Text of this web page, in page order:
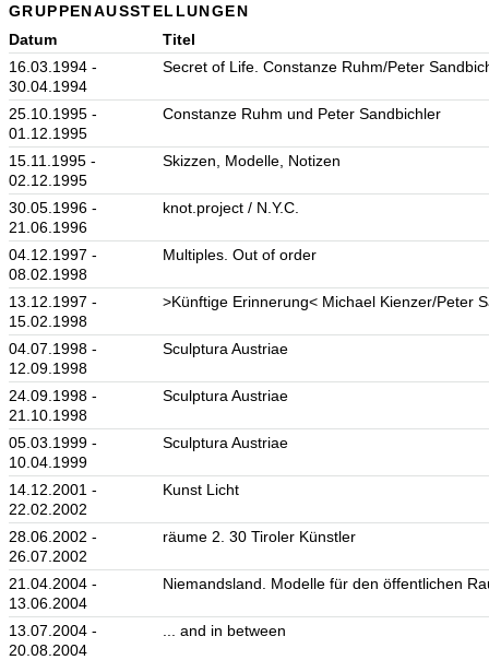
GRUPPENAUSSTELLUNGEN
Datum
Titel
16.03.1994 -
30.04.1994
Secret of Life. Constanze Ruhm/Peter
25.10.1995 -
01.12.1995
Constanze Ruhm und Peter Sandbichler
15.11.1995 -
02.12.1995
Skizzen, Modelle, Notizen
30.05.1996 -
21.06.1996
knot.project / N.Y.C.
04.12.1997 -
08.02.1998
Multiples. Out of order
13.12.1997 -
15.02.1998
>Künftige Erinnerung< Michael Kienzer/Peter
04.07.1998 -
12.09.1998
Sculptura Austriae
24.09.1998 -
21.10.1998
Sculptura Austriae
05.03.1999 -
10.04.1999
Sculptura Austriae
14.12.2001 -
22.02.2002
Kunst Licht
28.06.2002 -
26.07.2002
räume 2. 30 Tiroler Künstler
21.04.2004 -
13.06.2004
Niemandsland. Modelle für den öffentlichen
13.07.2004 -
20.08.2004
... and in between